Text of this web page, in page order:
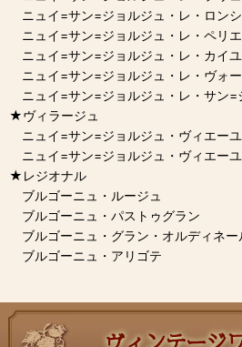
ニュイ=サン=ジョルジュ・レ・ロン
ニュイ=サン=ジョルジュ・レ・ペリ
ニュイ=サン=ジョルジュ・レ・カイユ
ニュイ=サン=ジョルジュ・レ・ヴォ
ニュイ=サン=ジョルジュ・レ・サン=
★ヴィラージュ
ニュイ=サン=ジョルジュ・ヴィエー
ニュイ=サン=ジョルジュ・ヴィエー
★レジオナル
ブルゴーニュ・ルージュ
ブルゴーニュ・パストゥグラン
ブルゴーニュ・グラン・オルディネー
ブルゴーニュ・アリゴテ